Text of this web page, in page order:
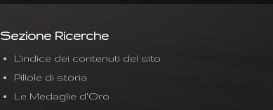
Sezione Ricerche
L'indice dei contenuti del sito
Pillole di storia
Le Medaglie d'Oro